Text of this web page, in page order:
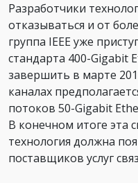
Разработчики
отказываться и от
группа IEEE уже
стандарта 400-Gigabit
завершить в марте
каналах
потоков 50-Gigabit
В конечном итоге эта
технология должна
поставщиков услуг